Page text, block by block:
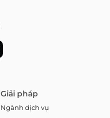
Giải pháp
Ngành dịch vụ